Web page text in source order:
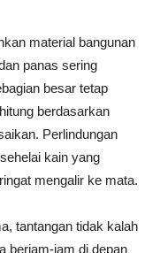
material bangunan
panas sering
besar tetap
berdasarkan
Perlindungan
kain yang
mengalir ke mata.
tantangan tidak kalah
berjam-jam di depan